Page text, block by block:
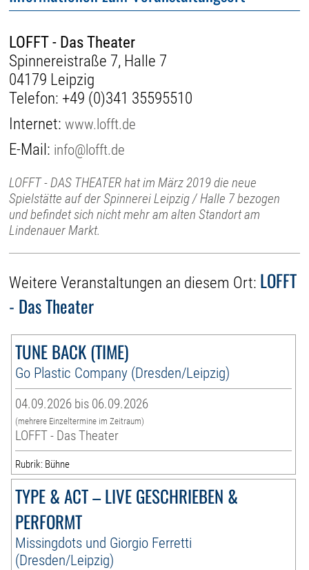
LOFFT - Das Theater
Spinnereistraße 7, Halle 7
04179 Leipzig
Telefon: +49 (0)341 35595510
Internet:www.lofft.de
E-Mail: info@lofft.de
LOFFT - DAS THEATER hat im März 2019 die neue
Spielstätte auf der Spinnerei Leipzig / Halle 7 bezogen
und befindet sich nicht mehr am alten Standort am
Lindenauer Markt.
Weitere Veranstaltungen an diesem Ort: LOFFT
- Das Theater
TUNE BACK (TIME)
Go Plastic Company (Dresden/Leipzig)
04.09.2026 bis 06.09.2026
(mehrere Einzeltermine im Zeitraum)
LOFFT - Das Theater
Rubrik: Bühne
TYPE & ACT – LIVE GESCHRIEBEN &
PERFORMT
Missingdots und Giorgio Ferretti
(Dresden/Leipzig)